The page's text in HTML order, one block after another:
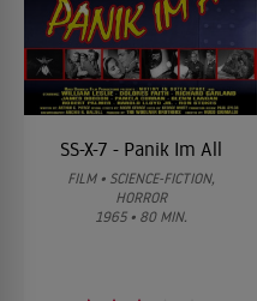
SS-X-7 - Panik Im All
FILM • SCIENCE-FICTION,
HORROR
1965 • 80 MIN.